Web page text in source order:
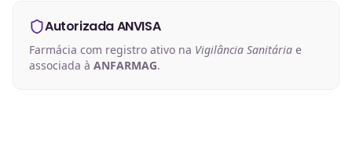
Autorizada ANVISA
Farmácia com registro ativo na Vigilância Sanitária e
associada à ANFARMAG.